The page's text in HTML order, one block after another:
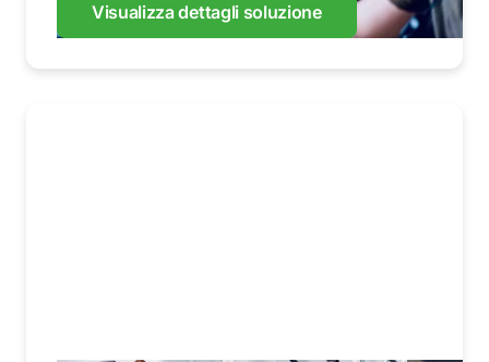
Visualizza dettagli soluzione